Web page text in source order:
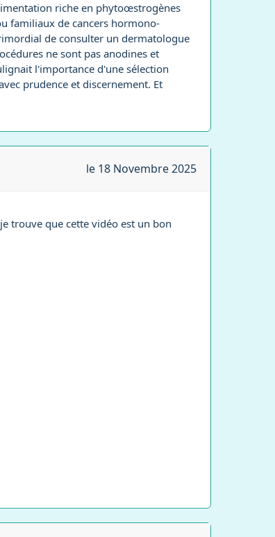
riche en phytoœstrogènes
familiaux de cancers hormono-
de consulter un dermatologue
ne sont pas anodines et
l'importance d'une sélection
prudence et discernement. Et
le 18 Novembre 2025
trouve que cette vidéo est un bon